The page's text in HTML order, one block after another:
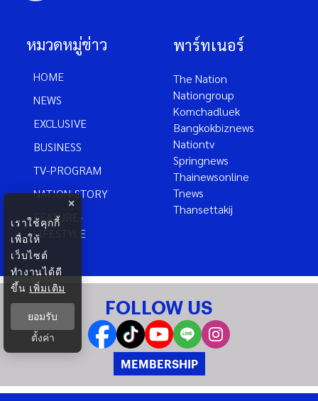
หมวดหมู่ข่าว
HOME
NEWS
EXCLUSIVE
BUSINESS
TV-PROGRAM
NATION-STORY
FEATURE-
LIFESTYLE
พาร์ทเนอร์
The Nation
Nationgroup
Komchadluek
Bangkokbiznews
Nationtv
Springnews
Thainewsonline
Tnews
Thansettakij
FOLLOW US
MEMBERSHIP
×
เราใช้คุกกี้
เพื่อให้
เว็บไซต์
ทำงานได้ดี
ขึ้น เพิ่มเติม
ยอมรับ
ตั้งค่า